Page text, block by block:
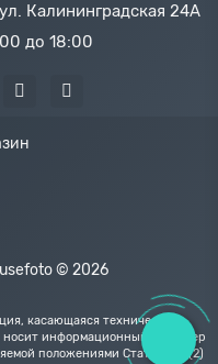
Калининградская 24А
до 18:00
© 2026
касающаяся технических
носит информационный характер
положениями Статьи 437(2)